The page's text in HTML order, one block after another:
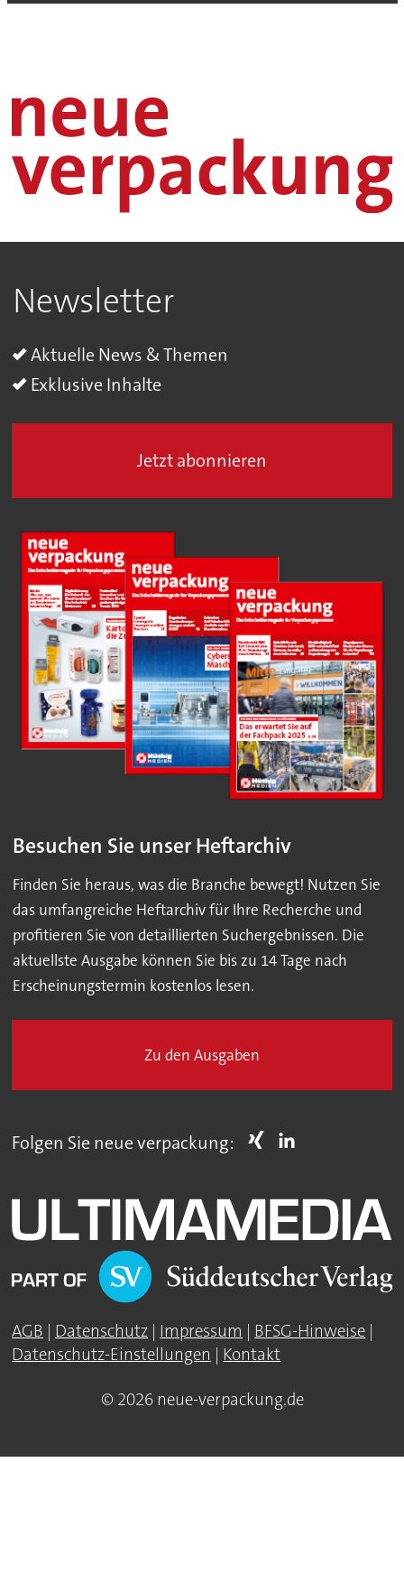
Newsletter
Aktuelle News & Themen
Exklusive Inhalte
Jetzt abonnieren
Besuchen Sie unser Heftarchiv
Finden Sie heraus, was die Branche bewegt! Nutzen Sie
das umfangreiche Heftarchiv für Ihre Recherche und
profitieren Sie von detaillierten Suchergebnissen. Die
aktuellste Ausgabe können Sie bis zu 14 Tage nach
Erscheinungstermin kostenlos lesen.
Zu den Ausgaben
Folgen Sie neue verpackung:
AGB Datenschutz Impressum BFSG-Hinweise
Datenschutz-Einstellungen
Kontakt
© 2026 neue-verpackung.de